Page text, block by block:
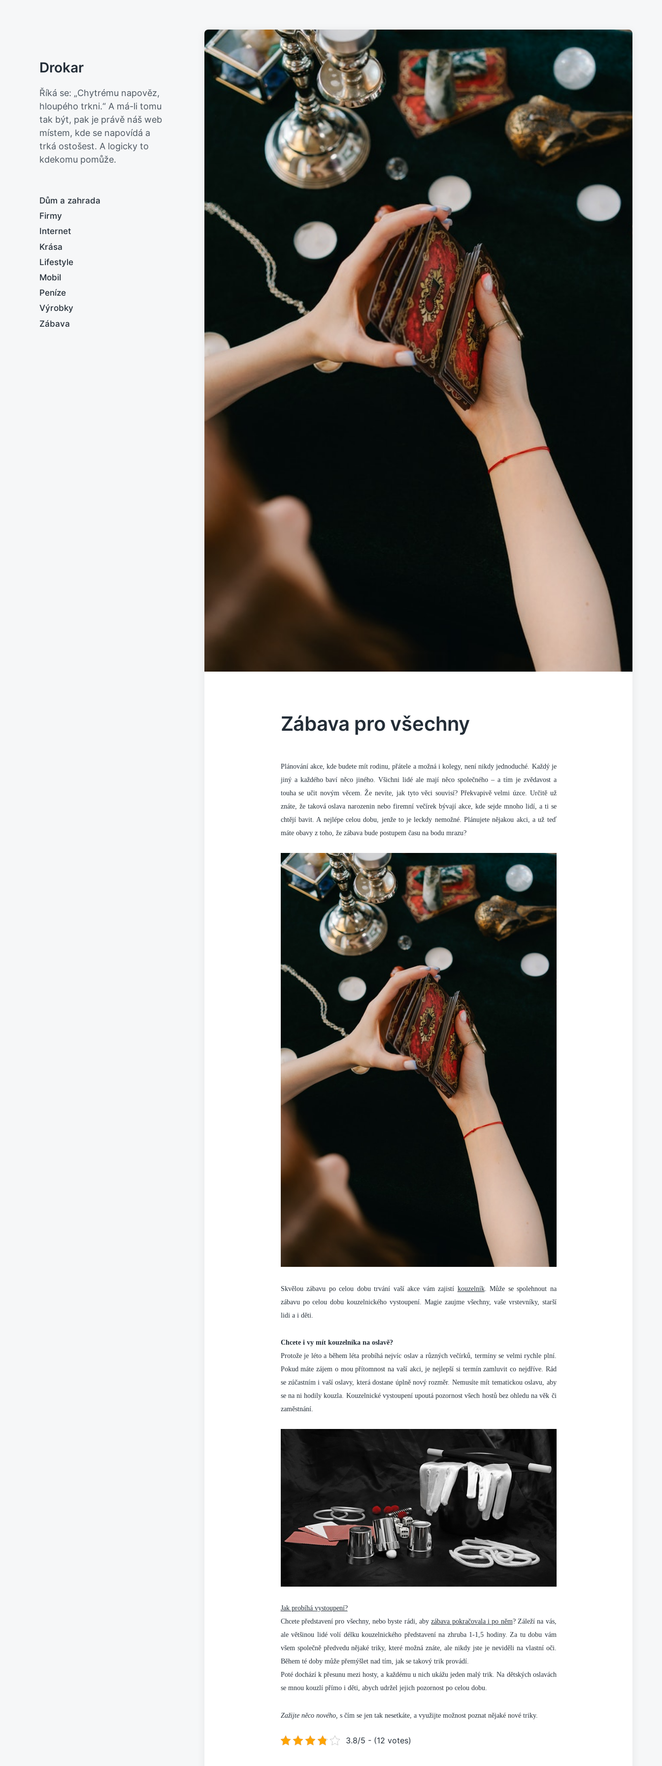
Drokar
Říká se: „Chytrému napověz,
hloupého trkni.“ A má-li tomu
tak být, pak je právě náš web
místem, kde se napovídá a
trká ostošest. A logicky to
kdekomu pomůže.
Dům a zahrada
Firmy
Internet
Krása
Lifestyle
Mobil
Peníze
Výrobky
Zábava
Zábava pro všechny
Plánování akce, kde budete mít rodinu, přátele a možná i kolegy, není nikdy jednoduché. Každý je
jiný a každého baví něco jiného. Všichni lidé ale mají něco společného – a tím je zvědavost a
touha se učit novým věcem. Že nevíte, jak tyto věci souvisí? Překvapivě velmi úzce. Určitě už
znáte, že taková oslava narozenin nebo firemní večírek bývají akce, kde sejde mnoho lidí, a ti se
chtějí bavit. A nejlépe celou dobu, jenže to je leckdy nemožné. Plánujete nějakou akci, a už teď
máte obavy z toho, že zábava bude postupem času na bodu mrazu?
Skvělou zábavu po celou dobu trvání vaší akce vám zajistí kouzelník. Může se spolehnout na
zábavu po celou dobu kouzelnického vystoupení. Magie zaujme všechny, vaše vrstevníky, starší
lidi a i děti.
Chcete i vy mít kouzelníka na oslavě?
Protože je léto a během léta probíhá nejvíc oslav a různých večírků, termíny se velmi rychle plní.
Pokud máte zájem o mou přítomnost na vaší akci, je nejlepší si termín zamluvit co nejdříve. Rád
se zúčastním i vaší oslavy, která dostane úplně nový rozměr. Nemusíte mít tematickou oslavu, aby
se na ni hodily kouzla. Kouzelnické vystoupení upoutá pozornost všech hostů bez ohledu na věk či
zaměstnání.
Jak probíhá vystoupení?
Chcete představení pro všechny, nebo byste rádi, abyzábava pokračovala i po něm? Záleží na vás,
ale většinou lidé volí délku kouzelnického představení na zhruba 1-1,5 hodiny. Za tu dobu vám
všem společně předvedu nějaké triky, které možná znáte, ale nikdy jste je neviděli na vlastní oči.
Během té doby může přemýšlet nad tím, jak se takový trik provádí.
Poté dochází k přesunu mezi hosty, a každému u nich ukážu jeden malý trik. Na dětských oslavách
se mnou kouzlí přímo i děti, abych udržel jejich pozornost po celou dobu.
Zažijte něco nového, s čím se jen tak nesetkáte, a využijte možnost poznat nějaké nové triky.
3.8/5 - (12 votes)